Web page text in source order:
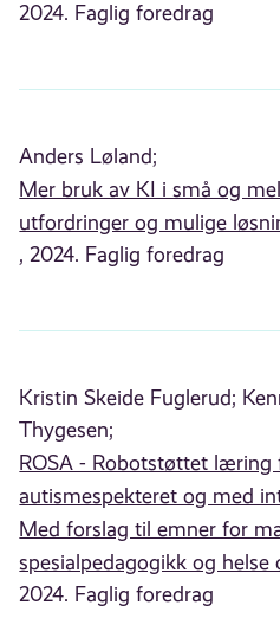
2024. Faglig foredrag
Anders Løland;
Mer bruk av KI i små og
utfordringer og mulige
, 2024. Faglig foredrag
Kristin Skeide Fuglerud;
Thygesen;
ROSA - Robotstøttet læring
autismespekteret og med
Med forslag til emner for
spesialpedagogikk og helse
2024. Faglig foredrag